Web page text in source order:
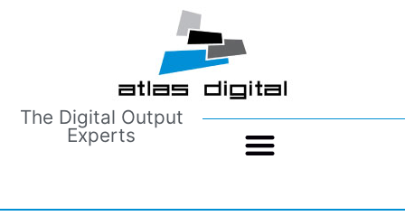
The Digital Output
Experts